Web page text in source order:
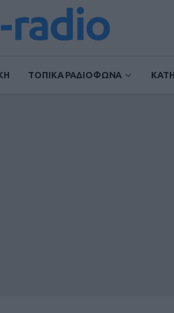
ΤΟΠΙΚΑ ΡΑΔΙΟΦΩΝΑ